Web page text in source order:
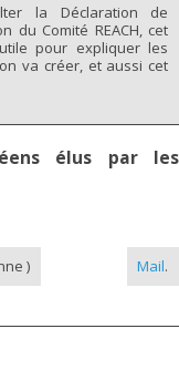
la Déclaration de
du Comité REACH, cet
pour expliquer les
va créer, et aussi cet
élus par les
)
Mail.